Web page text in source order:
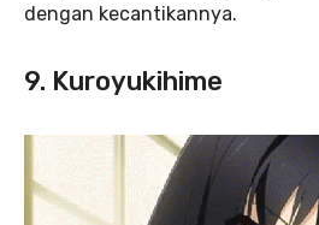
dengan kecantikannya.
9. Kuroyukihime